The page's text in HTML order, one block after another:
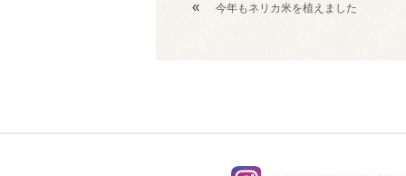
« 今年もネリカ米を植えました